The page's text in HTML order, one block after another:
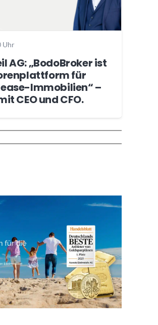
Uhr
AG: „BodoBroker ist
für
Immobilien“ –
CEO und CFO.